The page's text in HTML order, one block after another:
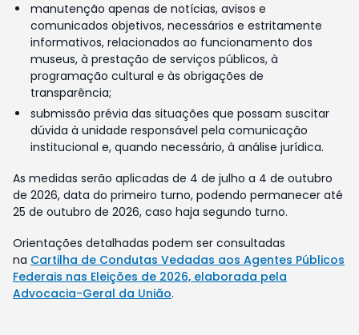
manutenção apenas de notícias, avisos e
comunicados objetivos, necessários e estritamente
informativos, relacionados ao funcionamento dos
museus, à prestação de serviços públicos, à
programação cultural e às obrigações de
transparência;
submissão prévia das situações que possam suscitar
dúvida à unidade responsável pela comunicação
institucional e, quando necessário, à análise jurídica.
As medidas serão aplicadas de 4 de julho a 4 de outubro
de 2026, data do primeiro turno, podendo permanecer até
25 de outubro de 2026, caso haja segundo turno.
Orientações detalhadas podem ser consultadas
na Cartilha de Condutas Vedadas aos Agentes Públicos
Federais nas Eleições de 2026, elaborada pela
Advocacia-Geral da União.